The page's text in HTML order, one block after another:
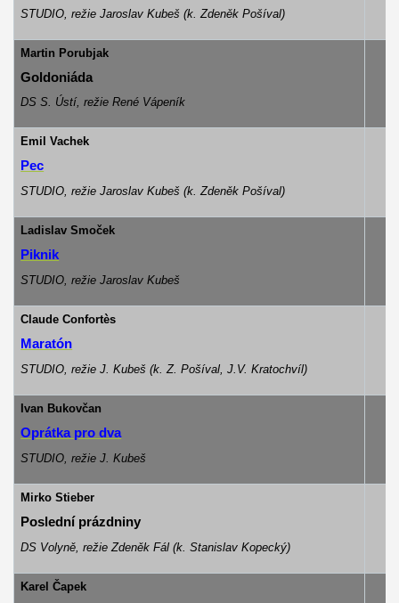
STUDIO, režie Jaroslav Kubeš (k. Zdeněk Pošíval)
Martin Porubjak
Goldoniáda
DS S. Ústí, režie René Vápeník
Emil Vachek
Pec
STUDIO, režie Jaroslav Kubeš (k. Zdeněk Pošíval)
Ladislav Smoček
Piknik
STUDIO, režie Jaroslav Kubeš
Claude Confortès
Maratón
STUDIO, režie J. Kubeš (k. Z. Pošíval, J.V. Kratochvíl)
Ivan Bukovčan
Oprátka pro dva
STUDIO, režie J. Kubeš
Mirko Stieber
Poslední prázdniny
DS Volyně, režie Zdeněk Fál (k. Stanislav Kopecký)
Karel Čapek